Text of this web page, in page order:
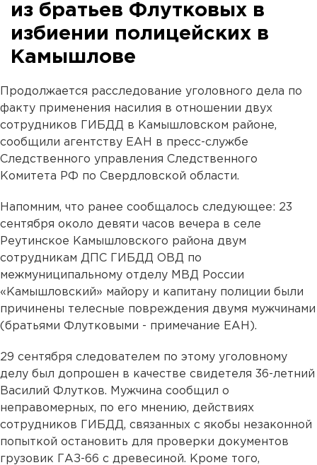
из братьев Флутковых в
избиении полицейских в
Камышлове
Продолжается расследование уголовного дела по
факту применения насилия в отношении двух
сотрудников ГИБДД в Камышловском районе,
сообщили агентству ЕАН в пресс-службе
Следственного управления Следственного
Комитета РФ по Свердловской области.
Напомним, что ранее сообщалось следующее: 23
сентября около девяти часов вечера в селе
Реутинское Камышловского района двум
сотрудникам ДПС ГИБДД ОВД по
межмуниципальному отделу МВД России
«Камышловский» майору и капитану полиции были
причинены телесные повреждения двумя мужчинами
(братьями Флутковыми - примечание ЕАН).
29 сентября следователем по этому уголовному
делу был допрошен в качестве свидетеля 36-летний
Василий Флутков. Мужчина сообщил о
неправомерных, по его мнению, действиях
сотрудников ГИБДД, связанных с якобы незаконной
попыткой остановить для проверки документов
грузовик ГАЗ-66 с древесиной. Кроме того,